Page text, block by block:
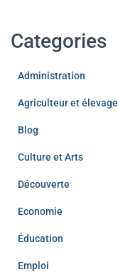
Categories
Administration
Agriculteur et élevage
Blog
Culture et Arts
Découverte
Economie
Éducation
Emploi